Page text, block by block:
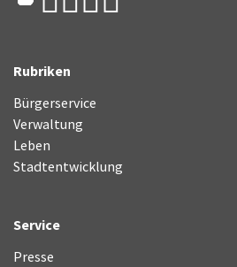
Rubriken
Bürgerservice
Verwaltung
Leben
Stadtentwicklung
Service
Presse